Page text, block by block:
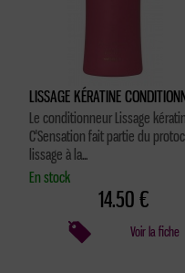
LISSAGE KÉRATINE
Le conditionneur Lissage
C'Sensation fait partie du
lissage à la...
En stock
14.50 €
Voir la fiche